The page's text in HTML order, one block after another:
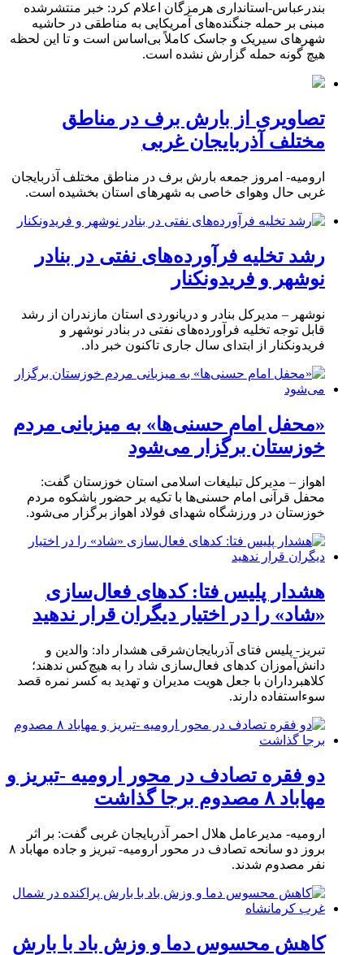
بندرعباس-استانداری هرمزگان اعلام کرد: خبر منتشرشده
مبنی بر حمله جنگنده‌های آمریکایی به مناطقی در حاشیه
شهرهای سیریک و جاسک کاملاً بی‌اساس است و تا این لحظه
هیچ گونه حمله گزارش نشده است.
تصاویری از بارش برف در مناطق
مختلف آذربایجان غربی
ارومیه- امروز جمعه بارش برف در مناطق مختلف آذربایجان
غربی حال وهوای خاصی به شهرهای استان بخشیده است.
رشد تخلیه فرآورده‌های نفتی در بنادر
نوشهر و فریدونکنار
نوشهر – مدیرکل بنادر و دریانوردی استان مازندران از رشد
قابل توجه تخلیه فرآورده‌های نفتی در بنادر نوشهر و
فریدونکنار از ابتدای سال جاری تاکنون خبر داد.
«محفل امام حسنی‌ها» به میزبانی مردم
خوزستان برگزار می‌شود
اهواز – مدیرکل تبلیغات اسلامی استان خوزستان گفت:
محفل قرآنی امام حسنی‌ها با تکیه بر حضور باشکوه مردم
خوزستان در ورزشگاه شهدای فولاد اهواز برگزار می‌شود.
هشدار پلیس فتا: کدهای فعال‌سازی
«شاد» را در اختیار دیگران قرار ندهید
تبریز- پلیس فتای آذربایجان‌شرقی هشدار داد: والدین و
دانش‌آموزان کدهای فعال‌سازی شاد را به هیچ‌کس ندهند؛
کلاهبرداران با جعل هویت مدیران و تهدید به کسر نمره قصد
سوءاستفاده دارند.
دو فقره تصادف در محور ارومیه -تبریز و
مهاباد ۸ مصدوم برجا گذاشت
ارومیه- مدیرعامل هلال احمر آذربایجان غربی گفت: بر اثر
بروز دو سانحه تصادف در محور ارومیه- تبریز و جاده مهاباد ۸
نفر مصدوم شدند.
کاهش محسوس دما و وزش باد با بارش